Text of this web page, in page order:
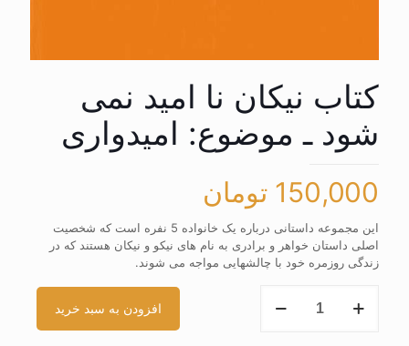
کتاب نیکان نا امید نمی
شود ـ موضوع: امیدواری
150,000 تومان
این مجموعه داستانی درباره یک خانواده 5 نفره است که شخصیت
اصلی داستان خواهر و برادری به نام های نیکو و نیکان هستند که در
زندگی روزمره خود با چالشهایی مواجه می شوند.
نیکان
افزودن به سبد خرید